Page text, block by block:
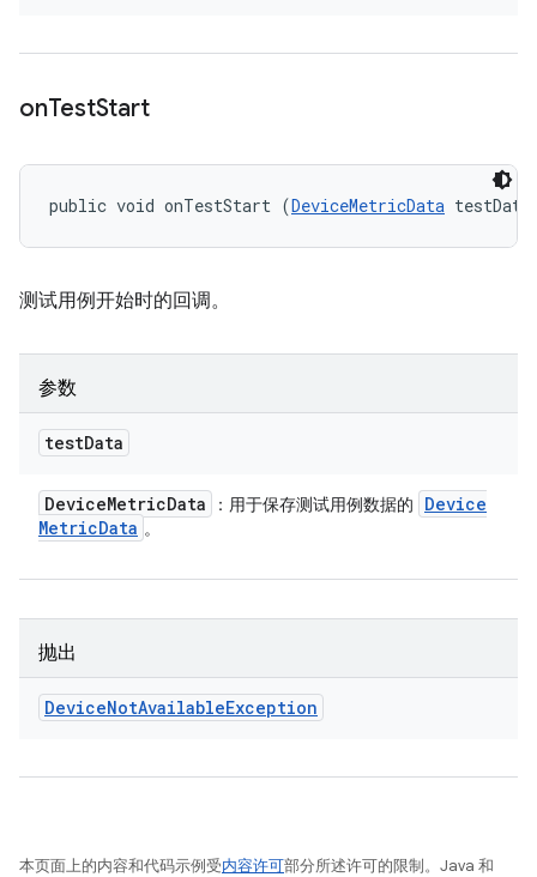
onTestStart
public void onTestStart (DeviceMetricData
测试用例开始时的回调。
参数
testData
DeviceMetricData ：用于保存测试用例数据的
Device
MetricData 。
抛出
DeviceNotAvailableException
本页面上的内容和代码示例受内容许可部分所述许可的限制。Java 和